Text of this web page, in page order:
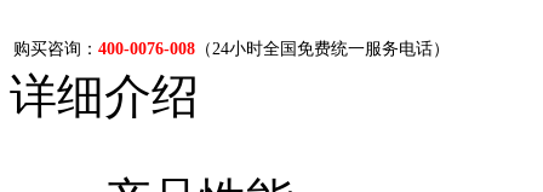
购买咨询： 400-0076-008 （24小时全国免费统一服务电话）
详细介绍